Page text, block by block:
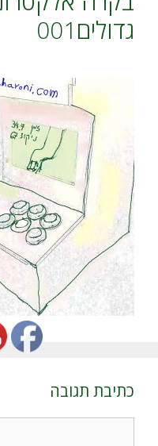
גדולים001
כתיבת תגובה
תגובה